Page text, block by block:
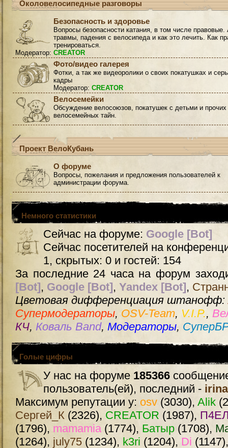
Околовелосипедные разговоры
Безопасность и здоровье
Вопросы безопасности катания, в том числе правовые.
травмы, падения с велосипеда и как это лечить. Как
тренироваться.
Модератор: CREATOR
Фото/видео галерея
Фотки, а так же видеоролики о своих покатушках и
кадры
Модератор: CREATOR
Велосемейки
Обсуждение велосоюзов, покатушек с детьми и прочих
велосемейных тайн.
Проект ВелоКубань
О форуме
Вопросы, пожелания и предложения пользователей к
администрации форума.
Немного статистики
Сейчас на форуме: Google [Bot]
Сейчас посетителей на
1, скрытых: 0 и гостей: 154
За последние 24 часа на форум
[Bot], Google [Bot], Yandex [Bot],
Цветовая дифференциация штанофф:
Супермодераторы, OSV-Team, V.I.P.,
КЧ, Коваль Band, Модераторы,
Голые цифры
У нас на форуме 185366
пользователь(ей), последний -
Максимум репутации у: osv (3030), Alik
Сергей_К (2326), CREATOR (1987),
(1796), mamamia(1774), Батыр (1708),
(1264), july75 (1234), k3ri (1204), Di